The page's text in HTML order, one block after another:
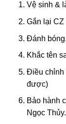
Vệ sinh &
Gắn lại
Đánh
Khắc tên
Điều chỉnh
được)
Bảo hành
Ngọc Thủy.